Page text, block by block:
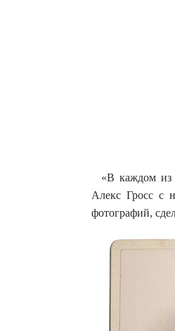
«В каждом из
Алекс Гросс с
фотографий,